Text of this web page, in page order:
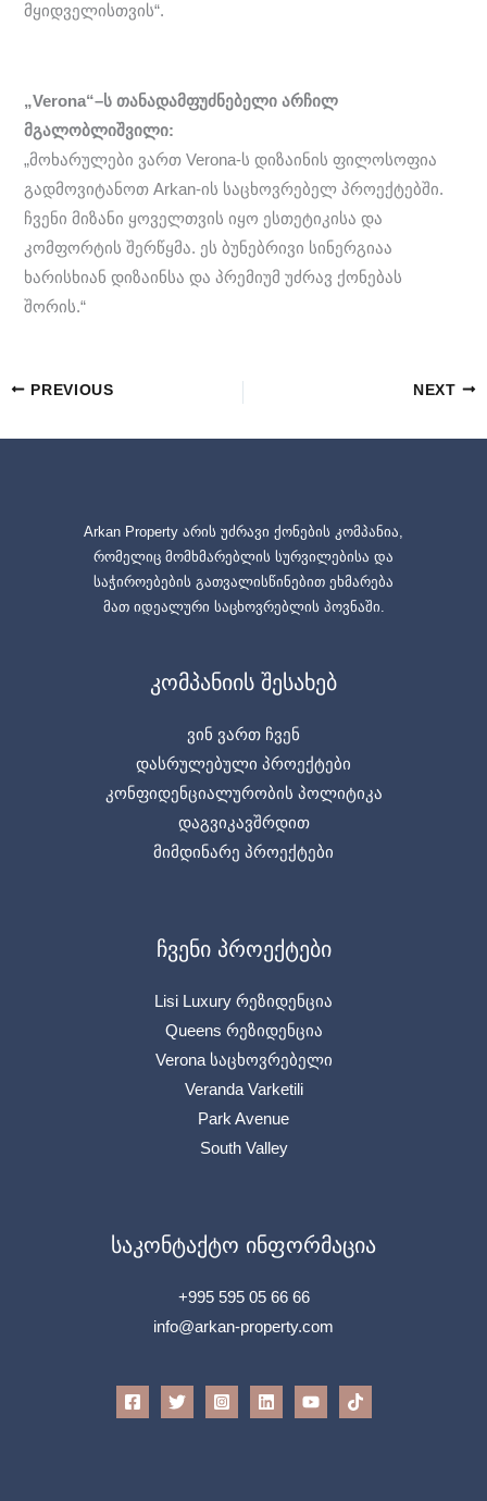
მყიდველისთვის“.
„Verona“–ს თანადამფუძნებელი არჩილ
მგალობლიშვილი:
„მოხარულები ვართ Verona-ს დიზაინის ფილოსოფია
გადმოვიტანოთ Arkan-ის საცხოვრებელ პროექტებში.
ჩვენი მიზანი ყოველთვის იყო ესთეტიკისა და
კომფორტის შერწყმა. ეს ბუნებრივი სინერგიაა
ხარისხიან დიზაინსა და პრემიუმ უძრავ ქონებას
შორის.“
PREVIOUS NEXT
Arkan Property არის უძრავი ქონების კომპანია,
რომელიც მომხმარებლის სურვილებისა და
საჭიროებების გათვალისწინებით ეხმარება
მათ იდეალური საცხოვრებლის პოვნაში.
კომპანიის შესახებ
ვინ ვართ ჩვენ
დასრულებული პროექტები
კონფიდენციალურობის პოლიტიკა
დაგვიკავშრდით
მიმდინარე პროექტები
ჩვენი პროექტები
Lisi Luxury რეზიდენცია
Queens რეზიდენცია
Verona საცხოვრებელი
Veranda Varketili
Park Avenue
South Valley
საკონტაქტო ინფორმაცია
+995 595 05 66 66
info@arkan-property.com